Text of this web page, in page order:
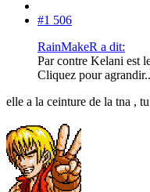
#1 506
RainMakeR a dit:
Par contre Kelani est
Cliquez pour
elle a la ceinture de la tna ,